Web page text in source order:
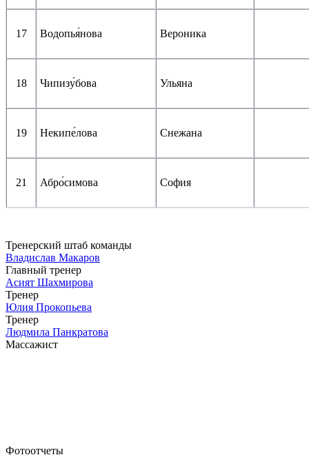
17 Водопья́нова Вероника
18 Чипизу́бова Ульяна
19 Некипе́лова Снежана
21 Абро́симова София
Тренерский штаб команды
Владислав Макаров
Главный тренер
Асият Шахмирова
Тренер
Юлия Прокопьева
Тренер
Людмила Панкратова
Массажист
Фотоотчеты